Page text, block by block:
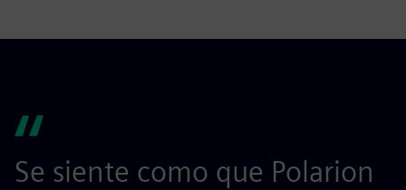
Se siente como que Polarion